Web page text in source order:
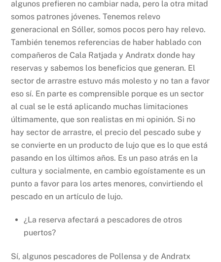
algunos prefieren no cambiar nada, pero la otra mitad
somos patrones jóvenes. Tenemos relevo
generacional en Sóller, somos pocos pero hay relevo.
También tenemos referencias de haber hablado con
compañeros de Cala Ratjada y Andratx donde hay
reservas y sabemos los beneficios que generan. El
sector de arrastre estuvo más molesto y no tan a favor
eso sí. En parte es comprensible porque es un sector
al cual se le está aplicando muchas limitaciones
últimamente, que son realistas en mi opinión. Si no
hay sector de arrastre, el precio del pescado sube y
se convierte en un producto de lujo que es lo que está
pasando en los últimos años. Es un paso atrás en la
cultura y socialmente, en cambio egoístamente es un
punto a favor para los artes menores, convirtiendo el
pescado en un artículo de lujo.
¿La reserva afectará a pescadores de otros
puertos?
Sí, algunos pescadores de Pollensa y de Andratx